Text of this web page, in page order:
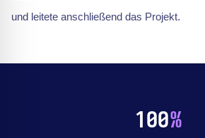
und leitete anschließend das Projekt.
100%